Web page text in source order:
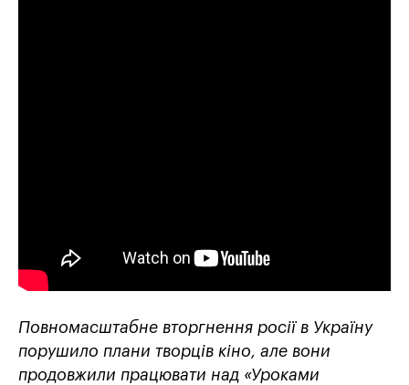
Повномасштабне вторгнення росії в Україну
порушило плани творців кіно, але вони
продовжили працювати над «Уроками